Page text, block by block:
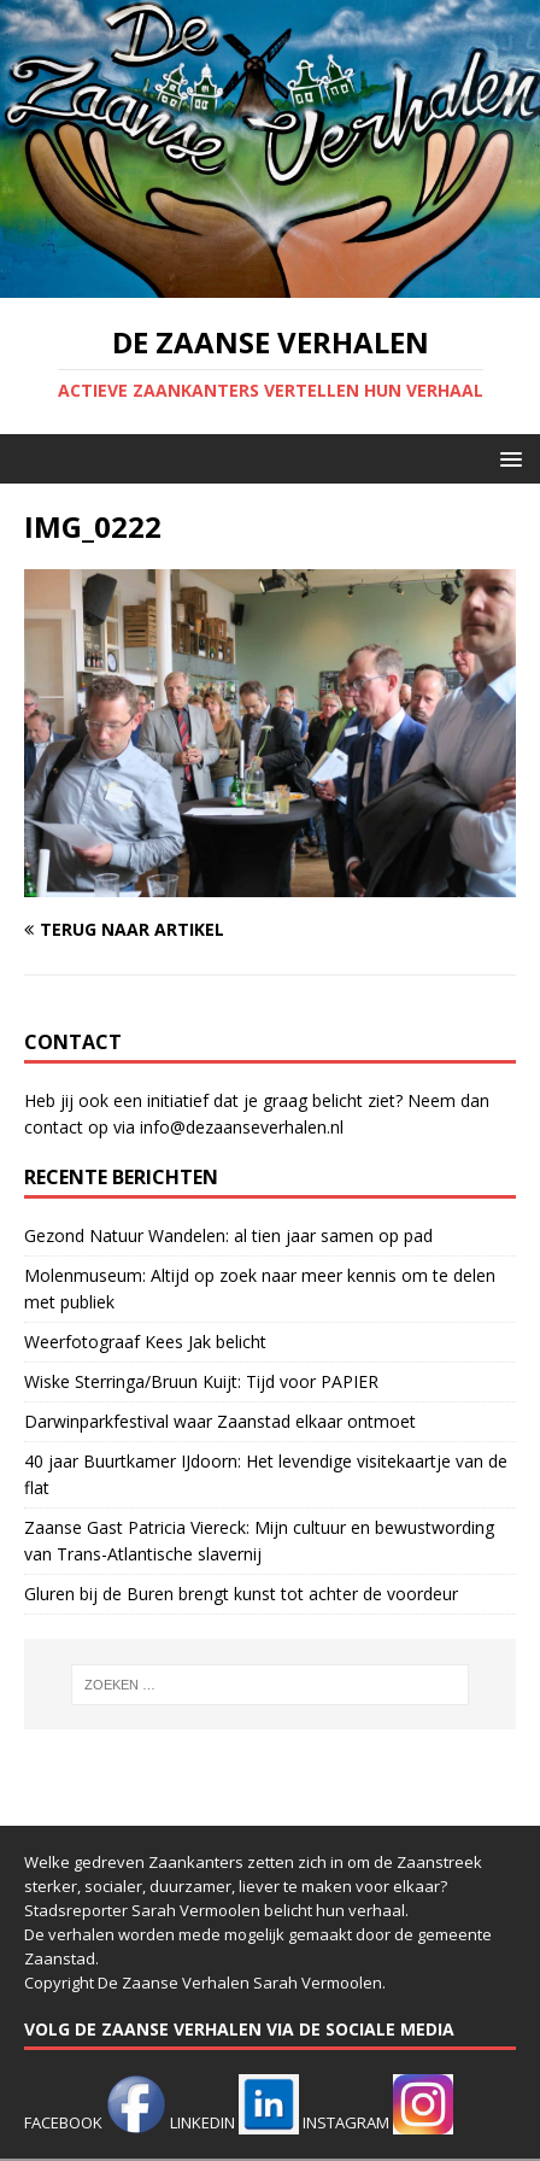
DE ZAANSE VERHALEN
ACTIEVE ZAANKANTERS VERTELLEN HUN VERHAAL
IMG_0222
TERUG NAAR ARTIKEL
CONTACT
Heb jij ook een initiatief dat je graag belicht ziet? Neem dan
contact op via info@dezaanseverhalen.nl
RECENTE BERICHTEN
Gezond Natuur Wandelen: al tien jaar samen op pad
Molenmuseum: Altijd op zoek naar meer kennis om te delen
met publiek
Weerfotograaf Kees Jak belicht
Wiske Sterringa/Bruun Kuijt: Tijd voor PAPIER
Darwinparkfestival waar Zaanstad elkaar ontmoet
40 jaar Buurtkamer IJdoorn: Het levendige visitekaartje van de
flat
Zaanse Gast Patricia Viereck: Mijn cultuur en bewustwording
van Trans-Atlantische slavernij
Gluren bij de Buren brengt kunst tot achter de voordeur
Welke gedreven Zaankanters zetten zich in om de Zaanstreek
sterker, socialer, duurzamer, liever te maken voor elkaar?
Stadsreporter Sarah Vermoolen belicht hun verhaal.
De verhalen worden mede mogelijk gemaakt door de gemeente
Zaanstad.
Copyright De Zaanse Verhalen Sarah Vermoolen.
VOLG DE ZAANSE VERHALEN VIA DE SOCIALE MEDIA
FACEBOOK LINKEDIN INSTAGRAM